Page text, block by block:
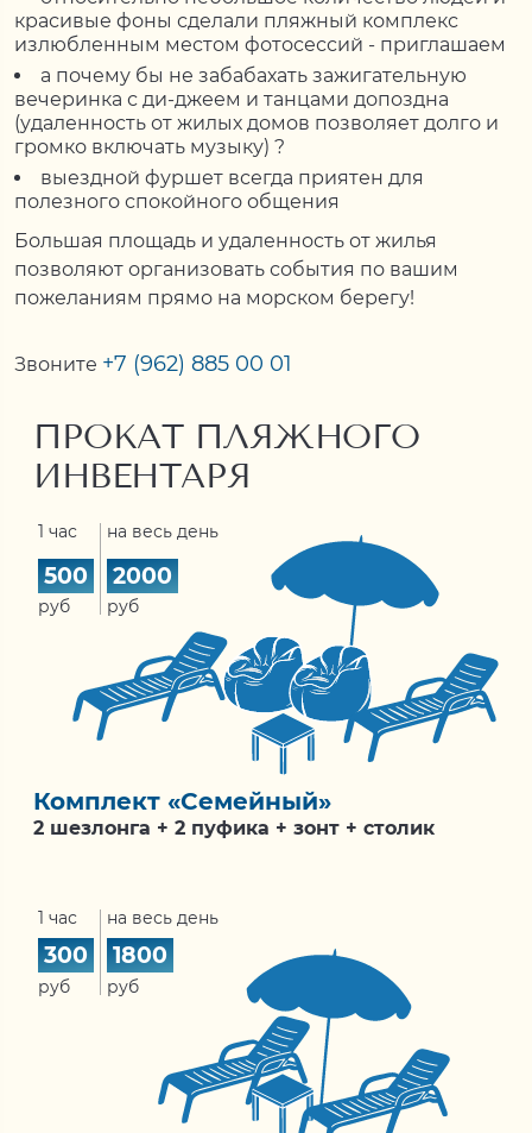
красивые фоны сделали пляжный комплекс
излюбленным местом фотосессий - приглашаем
а почему бы не забабахать зажигательную
вечеринка с ди-джеем и танцами допоздна
(удаленность от жилых домов позволяет долго и
громко включать музыку) ?
выездной фуршет всегда приятен для
полезного спокойного общения
Большая площадь и удаленность от жилья
позволяют организовать события по вашим
пожеланиям прямо на морском берегу!
Звоните +7 (962) 885 00 01
ПРОКАТ ПЛЯЖНОГО
ИНВЕНТАРЯ
1 час
500
руб
на весь день
2000
руб
Комплект «Семейный»
2 шезлонга + 2 пуфика + зонт + столик
1 час
300
руб
на весь день
1800
руб